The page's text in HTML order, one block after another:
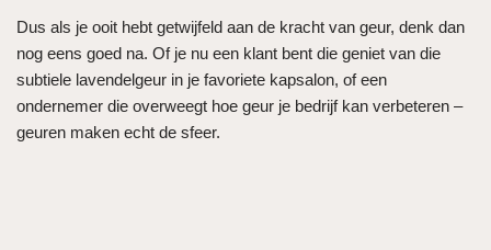
Dus als je ooit hebt getwijfeld aan de kracht van geur, denk dan
nog eens goed na. Of je nu een klant bent die geniet van die
subtiele lavendelgeur in je favoriete kapsalon, of een
ondernemer die overweegt hoe geur je bedrijf kan verbeteren –
geuren maken echt de sfeer.